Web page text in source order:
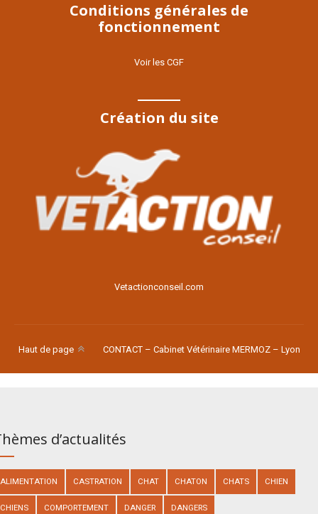
Conditions générales de
fonctionnement
Voir les CGF
Création du site
Voir le site
Vetactionconseil.com
Haut de page CONTACT – Cabinet Vétérinaire MERMOZ – Lyon
d’actualités
ALIMENTATION CASTRATION CHAT CHATON CHATS CHIEN
CHIENS COMPORTEMENT DANGER DANGERS